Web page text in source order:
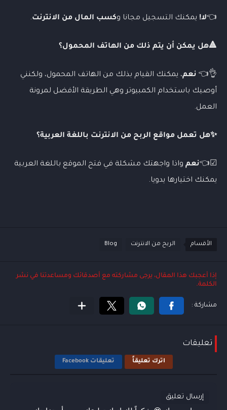
👈لا! يمكنك التسجيل مجانا وكسب المال من الانترنت.
🔺هل يمكن أن يتم ذلك من الهاتف المحمول؟
👌👈 نعم، يمكنك القيام بذلك من الهاتف المحمول، ولكنني
أوصيك باستخدام الكمبيوتر وهي الطريقة الأفضل لمرونة
العمل.
✨هل تعمل مواقع الربح من الانترنت باللغة العربية؟
☑👈نعم واذا واجهتك مشكلة في فتح الموقع باللغة العربية
يمكنك اختيارها يدويا.
الأقسام الربح من الانترنت Blog
إذا أعجبك هذا المقال، يرجى مشاركته مع أصدقائك ومساعدتنا في نشر
الكلمة.
تعليقات
اترك تعليقاً تعليقات Facebook
إرسال تعليق
🤖. كيف يمكنني مساعدتك اليوم؟ 😊